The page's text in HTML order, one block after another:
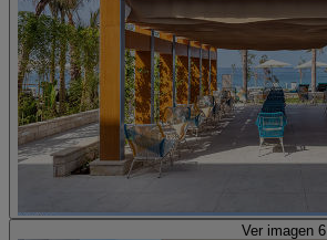
Ver imagen 6